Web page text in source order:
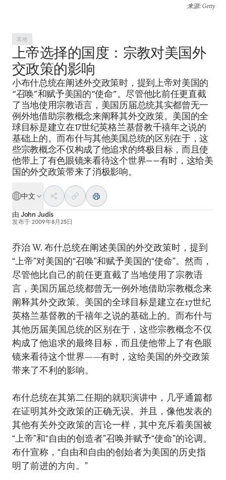
来源: Getty
其他
上帝选择的国度：宗教对美国外
交政策的影响
小布什总统在阐述外交政策时，提到上帝对美国的
“召唤”和赋予美国的“使命”。尽管他比前任更直截
了当地使用宗教语言，美国历届总统其实都曾无一
例外地借助宗教概念来阐释其外交政策。美国的全
球目标是建立在17世纪英格兰基督教千禧年之说的
基础上的。而布什与其他美国总统的区别在于，这
些宗教概念不仅构成了他追求的终极目标，而且使
他带上了有色眼镜来看待这个世界——有时，这给美
国的外交政策带来了消极影响。
中文
由 John Judis
发布于 2009年8月25日
乔治 W. 布什总统在阐述美国的外交政策时，提到
“上帝”对美国的“召唤”和赋予美国的“使命”。然而，
尽管他比自己的前任更直截了当地使用了宗教语
言，美国历届总统都曾无一例外地借助宗教概念来
阐释其外交政策。美国的全球目标是建立在17世纪
英格兰基督教的千禧年之说的基础上的。而布什与
其他历届美国总统的区别在于，这些宗教概念不仅
构成了他追求的最终目标，而且使他带上了有色眼
镜来看待这个世界——有时，这给美国的外交政策
带来了不利的影响。
布什总统在其第二任期的就职演讲中，几乎通篇都
在证明其外交政策的正确无误。并且，像他发表的
其他有关外交政策的言论一样，其中充斥着美国被
“上帝”和“自由的创造者”召唤并赋予“使命”的论调。
布什宣称，“自由和自由的创始者为美国的历史指
明了前进的方向。”